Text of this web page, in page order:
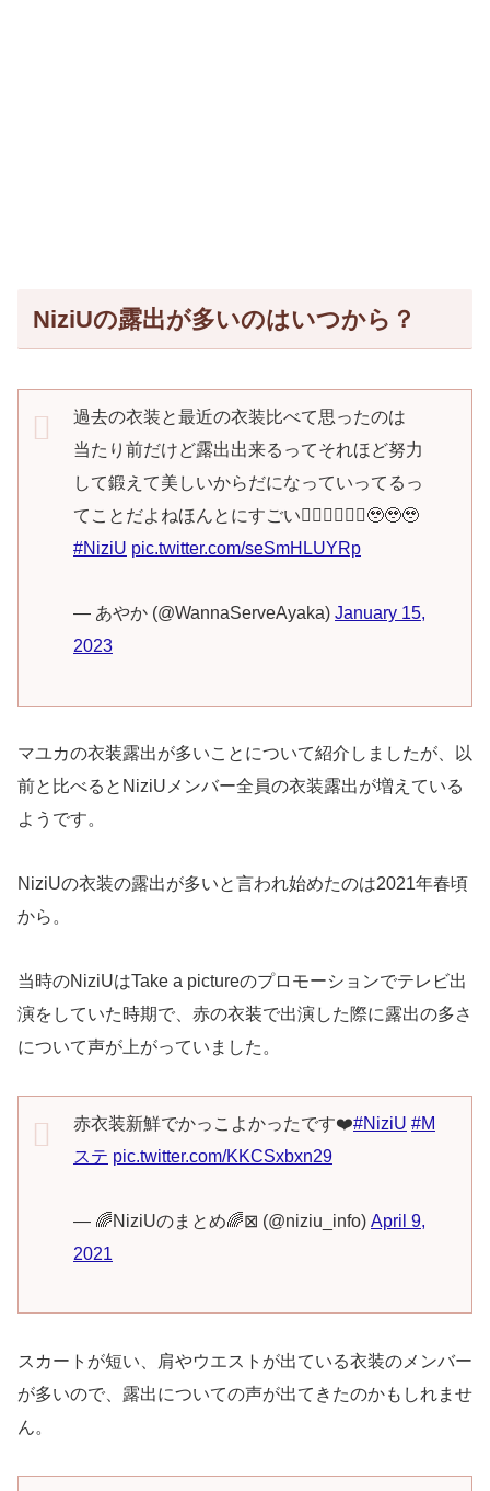
NiziUの露出が多いのはいつから？
過去の衣装と最近の衣装比べて思ったのは
当たり前だけど露出出来るってそれほど努力
して鍛えて美しいからだになっていってるっ
てことだよねほんとにすごい😵‍💫😵‍💫😵‍💫🥹🥹🥹
#NiziU pic.twitter.com/seSmHLUYRp
— あやか (@WannaServeAyaka) January 15,
2023
マユカの衣装露出が多いことについて紹介しましたが、以
前と比べるとNiziUメンバー全員の衣装露出が増えている
ようです。
NiziUの衣装の露出が多いと言われ始めたのは2021年春頃
から。
当時のNiziUはTake a pictureのプロモーションでテレビ出
演をしていた時期で、赤の衣装で出演した際に露出の多さ
について声が上がっていました。
赤衣装新鮮でかっこよかったです❤️#NiziU #M
ステ pic.twitter.com/KKCSxbxn29
— 🌈NiziUのまとめ🌈⊠ (@niziu_info) April 9,
2021
スカートが短い、肩やウエストが出ている衣装のメンバー
が多いので、露出についての声が出てきたのかもしれませ
ん。